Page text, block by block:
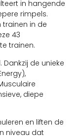
in hangende
rimpels.
trainen in de
43
trainen.
de unieke
diepe
en liften de
niveau dat